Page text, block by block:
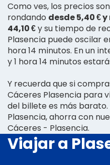
Como ves, los precios
rondando desde 5,40 €
44,10 €y su tiempo de
Plasencia puede oscilar
hora 14 minutos. En un
y 1 hora 14 minutos
Y recuerda que si
Cáceres Plasencia para
del billete es más
Plasencia, ahorra con
Cáceres - Plasencia.
Viajar a